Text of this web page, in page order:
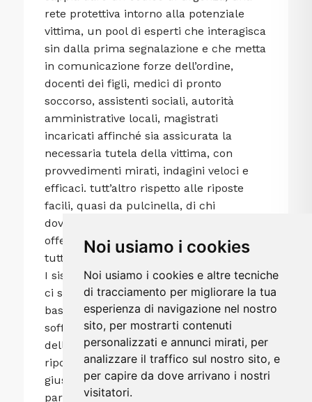
Noi usiamo i cookies
Noi usiamo i cookies e altre tecniche
di tracciamento per migliorare la tua
esperienza di navigazione nel nostro
sito, per mostrarti contenuti
personalizzati e annunci mirati, per
analizzare il traffico sul nostro sito, e
per capire da dove arrivano i nostri
visitatori.
rete protettiva intorno alla potenziale
vittima, un pool di esperti che interagisca
sin dalla prima segnalazione e che metta
in comunicazione forze dell’ordine,
docenti dei figli, medici di pronto
soccorso, assistenti sociali, autorità
amministrative locali, magistrati
incaricati affinché sia assicurata la
necessaria tutela della vittima, con
provvedimenti mirati, indagini veloci e
efficaci. tutt’altro rispetto alle riposte
facili, quasi da pulcinella, di chi
dovrebbe difendere e invece finisce per
offendere: “ signora, vede, suo marito è
tutto fumo e niente arrosto”.
I sistemi per fermare questa carneficina
ci sono e sono anche semplici,
basterebbe smettere di minimizzare e di
soffocare le lancinanti grida di aiuto
delle vittime in fascicoli d’ufficio da
riporre nello scaffale di stanze in cui la
giustizia appare solo scritta su di una
parete .